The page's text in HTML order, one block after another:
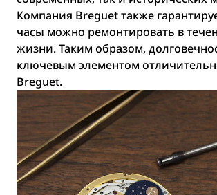
Компания Breguet также
часы можно ремонтировать в
жизни. Таким образом,
ключевым элементом
Breguet.